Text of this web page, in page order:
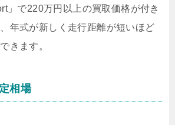
」で220万円以上の買取価格が付き
年式が新しく走行距離が短いほど
きます。
相場